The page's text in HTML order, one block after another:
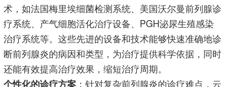
术，如法国梅里埃细菌检测系统、美国沃尔曼前列腺诊
疗系统、产气细胞活化治疗设备、PGH泌尿生殖感染
治疗系统等。这些先进的设备和技术能够快速准确地诊
断前列腺炎的病因和类型，为治疗提供科学依据，同时
还能有效提高治疗效果，缩短治疗周期。
个性化的诊疗方案 ：针对复杂前列腺炎的诊疗难点，云